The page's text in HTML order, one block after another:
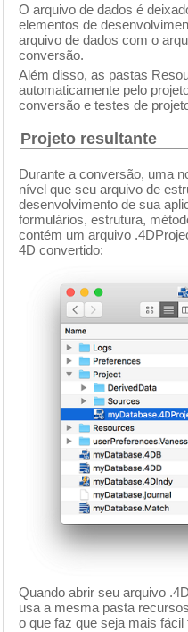
O arquivo de dados é
elementos de
arquivo de dados com o
conversão.
Além disso, as pastas
automaticamente pelo
conversão e testes de
Projeto resultante
Durante a conversão, uma
nível que seu arquivo de
desenvolvimento de sua
formulários, estrutura,
contém um arquivo
4D convertido:
Quando abrir seu arquivo
usa a mesma pasta
o que faz que seja mais